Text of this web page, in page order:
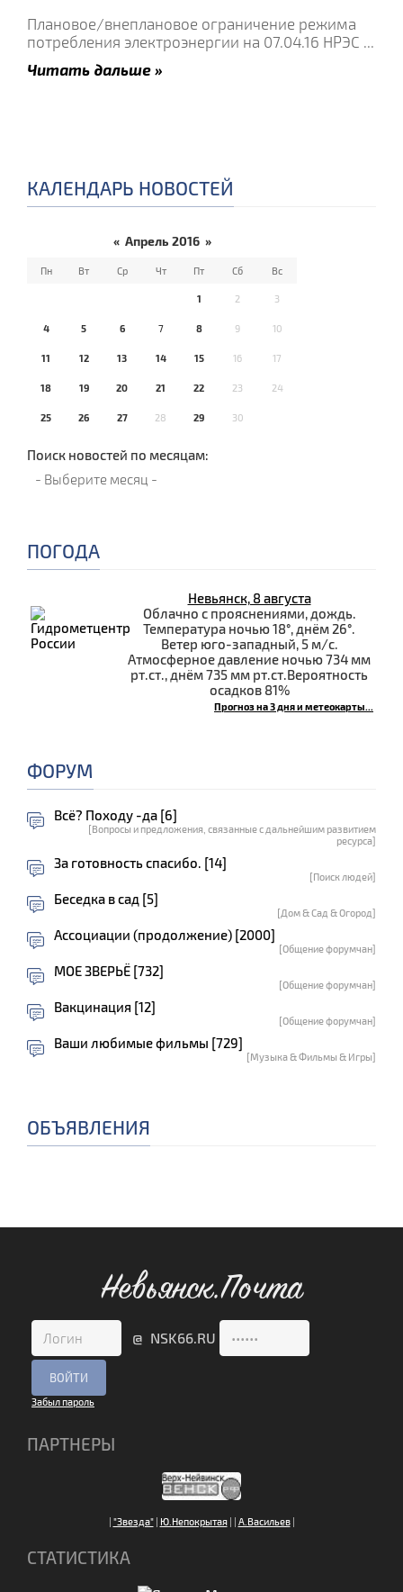
Плановое/внеплановое ограничение режима
потребления электроэнергии на 07.04.16 НРЭС ...
Читать дальше »
КАЛЕНДАРЬ НОВОСТЕЙ
« Апрель 2016 »
Пн Вт Ср Чт Пт Сб Вс
1 2 3
4 5 6 7 8 9 10
11 12 13 14 15 16 17
18 19 20 21 22 23 24
25 26 27 28 29 30
Поиск новостей по месяцам:
ПОГОДА
Невьянск, 8 августа
Облачно с прояснениями, дождь.
Температура ночью 18°, днём 26°.
Ветер юго-западный, 5 м/с.
Атмосферное давление ночью 734 мм
рт.ст., днём 735 мм рт.ст.Вероятность
осадков 81%
Прогноз на 3 дня и метеокарты...
ФОРУМ
Всё? Походу -да [6]
[Вопросы и предложения, связанные с дальнейшим развитием
ресурса]
За готовность спасибо. [14]
[Поиск людей]
Беседка в сад [5]
[Дом & Сад & Огород]
Ассоциации (продолжение) [2000]
[Общение форумчан]
МОЕ ЗВЕРЬЁ [732]
[Общение форумчан]
Вакцинация [12]
[Общение форумчан]
Ваши любимые фильмы [729]
[Музыка & Фильмы & Игры]
ОБЪЯВЛЕНИЯ
Невьянск.Почта
@ NSK66.RU
Забыл пароль
ПАРТНЕРЫ
| "Звезда"| Ю.Непокрытая| | А.Васильев|
СТАТИСТИКА